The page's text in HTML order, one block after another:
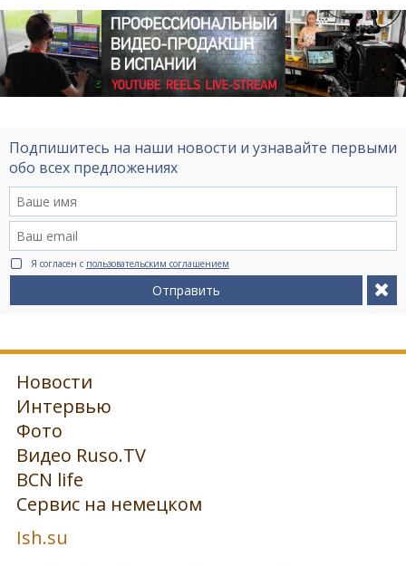
Подпишитесь на наши новости и узнавайте первыми
обо всех предложениях
Я согласен с пользовательским соглашением
Отправить
Новости
Интервью
Фото
Видео Ruso.TV
BCN life
Сервис на немецком
Ish.su